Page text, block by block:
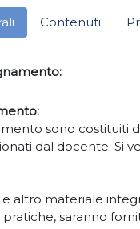
Contenuti
sono costituiti
dal docente. Si
e altro materiale
pratiche, saranno